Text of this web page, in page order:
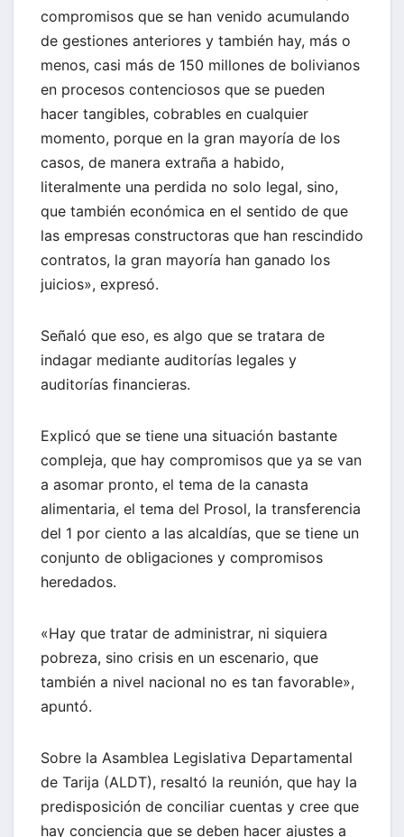
compromisos que se han venido acumulando
de gestiones anteriores y también hay, más o
menos, casi más de 150 millones de bolivianos
en procesos contenciosos que se pueden
hacer tangibles, cobrables en cualquier
momento, porque en la gran mayoría de los
casos, de manera extraña a habido,
literalmente una perdida no solo legal, sino,
que también económica en el sentido de que
las empresas constructoras que han rescindido
contratos, la gran mayoría han ganado los
juicios», expresó.
Señaló que eso, es algo que se tratara de
indagar mediante auditorías legales y
auditorías financieras.
Explicó que se tiene una situación bastante
compleja, que hay compromisos que ya se van
a asomar pronto, el tema de la canasta
alimentaria, el tema del Prosol, la transferencia
del 1 por ciento a las alcaldías, que se tiene un
conjunto de obligaciones y compromisos
heredados.
«Hay que tratar de administrar, ni siquiera
pobreza, sino crisis en un escenario, que
también a nivel nacional no es tan favorable»,
apuntó.
Sobre la Asamblea Legislativa Departamental
de Tarija (ALDT), resaltó la reunión, que hay la
predisposición de conciliar cuentas y cree que
hay conciencia que se deben hacer ajustes a